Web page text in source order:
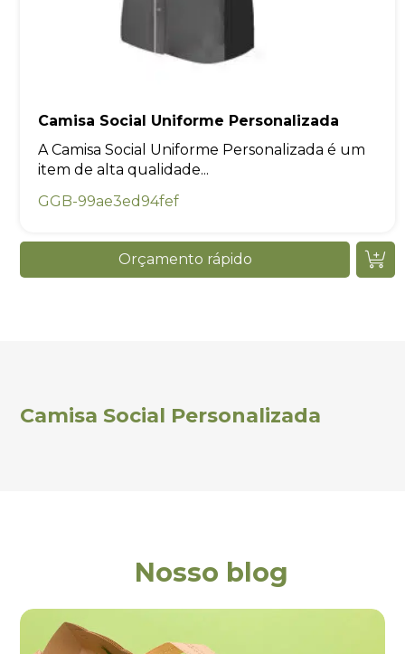
Camisa Social Uniforme Personalizada
A Camisa Social Uniforme Personalizada é um
item de alta qualidade...
GGB-99ae3ed94fef
Orçamento rápido
Camisa Social Personalizada
Nosso blog